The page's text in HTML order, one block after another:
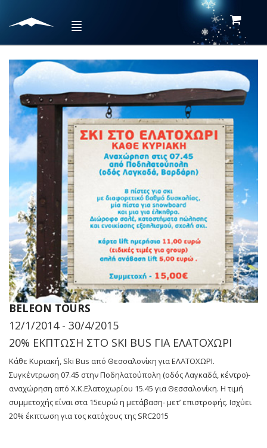
BELEON TOURS
12/1/2014 - 30/4/2015
20% ΕΚΠΤΩΣΗ ΣΤΟ SKI BUS ΓΙΑ ΕΛΑΤΟΧΩΡΙ
Κάθε Κυριακή, Ski Bus από Θεσσαλονίκη για ΕΛΑΤΟΧΩΡΙ.
Συγκέντρωση 07.45 στην Ποδηλατούπολη (οδός Λαγκαδά, κέντρο)-
αναχώρηση από Χ.Κ.Ελατοχωρίου 15.45 για Θεσσαλονίκη. Η τιμή
συμμετοχής είναι στα 15ευρώ η μετάβαση- μετ’ επιστροφής. Ισχύει
20% έκπτωση για τος κατόχους της SRC2015